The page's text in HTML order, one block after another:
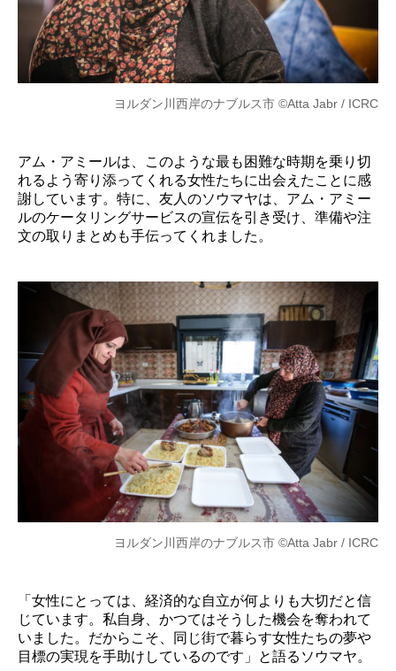
ヨルダン川西岸のナブルス市 ©Atta Jabr / ICRC
アム・アミールは、このような最も困難な時期を乗り切
れるよう寄り添ってくれる女性たちに出会えたことに感
謝しています。特に、友人のソウマヤは、アム・アミー
ルのケータリングサービスの宣伝を引き受け、準備や注
文の取りまとめも手伝ってくれました。
ヨルダン川西岸のナブルス市 ©Atta Jabr / ICRC
「女性にとっては、経済的な自立が何よりも大切だと信
じています。私自身、かつてはそうした機会を奪われて
いました。だからこそ、同じ街で暮らす女性たちの夢や
目標の実現を手助けしているのです」と語るソウマヤ。